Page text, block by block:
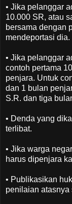
• Jika pelanggar
10.000 SR, atau
bersama dengan
mendeportasi dia.
• Jika pelanggar
contoh pertama
penjara. Untuk
dan 1 bulan
S.R. dan tiga
• Denda yang
terlibat.
• Jika warga
harus dipenjara
• Publikasikan
penilaian atasnya